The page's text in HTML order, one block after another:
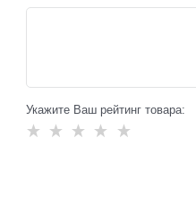
Укажите Ваш рейтинг товара: